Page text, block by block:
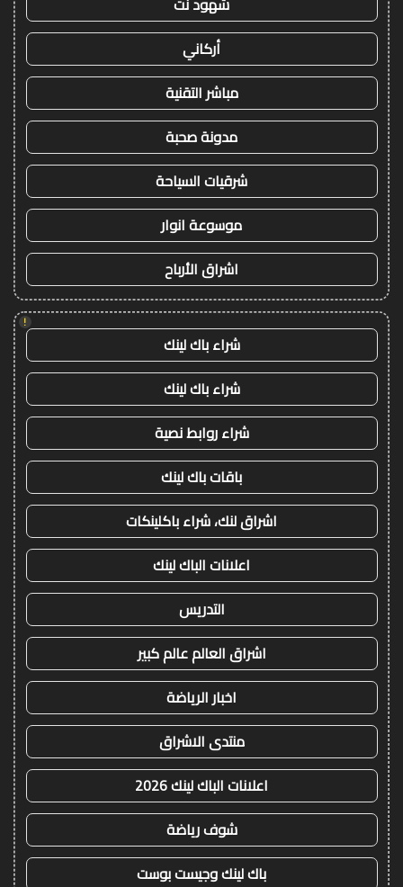
أركاني
مباشر التقنية
مدونة صحبة
شرقيات السياحة
موسوعة انوار
اشراق الأرباح
!
شراء باك لينك
شراء باك لينك
شراء روابط نصية
باقات باك لينك
اشراق لنك، شراء باكلينكات
اعلانات الباك لينك
التدريس
اشراق العالم عالم كبير
اخبار الرياضة
منتدى الاشراق
اعلانات الباك لينك 2026
شوف رياضة
باك لينك وجيست بوست